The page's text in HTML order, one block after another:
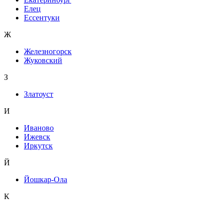
Елец
Ессентуки
Ж
Железногорск
Жуковский
З
Златоуст
И
Иваново
Ижевск
Иркутск
Й
Йошкар-Ола
К